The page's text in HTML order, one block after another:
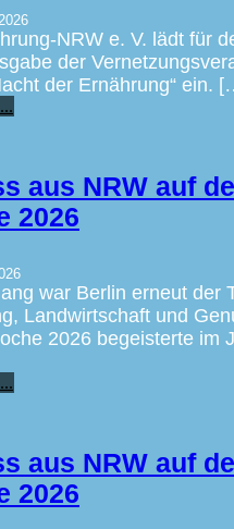
NRW e. V. lädt für
der
der Ernährung“ ein.
aus NRW auf
2026
war Berlin erneut der
Landwirtschaft und
2026 begeisterte im
aus NRW auf
2026